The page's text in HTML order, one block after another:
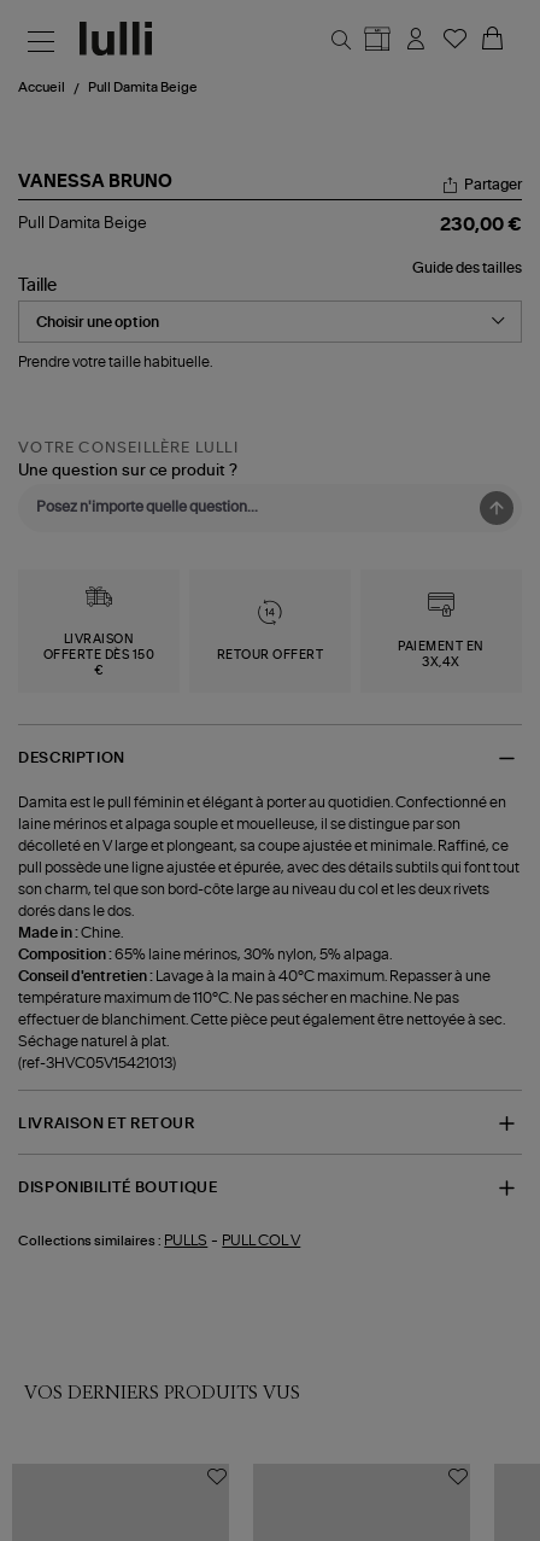
Accueil Pull Damita Beige
VANESSA BRUNO
Pull
Partager
Pull Damita Beige 230,00 €
Guide des tailles
Taille
Prendre votre taille habituelle.
VOTRE CONSEILLÈRE LULLI
Une question sur ce produit ?
LIVRAISON
OFFERTE DÈS 150
€
RETOUR OFFERT
PAIEMENT EN
3X,4X
DESCRIPTION
Damita est le pull féminin et élégant à porter au quotidien. Confectionné en
laine mérinos et alpaga souple et mouelleuse, il se distingue par son
décolleté en V large et plongeant, sa coupe ajustée et minimale. Raffiné, ce
pull possède une ligne ajustée et épurée, avec des détails subtils qui font tout
son charm, tel que son bord-côte large au niveau du col et les deux rivets
dorés dans le dos.
Made in :Chine.
Composition :65% laine mérinos, 30% nylon, 5% alpaga.
Conseil d'entretien :
Lavage à la main à 40°C maximum. Repasser à une
température maximum de 110°C. Ne pas sécher en machine. Ne pas
effectuer de blanchiment. Cette pièce peut également être nettoyée à sec.
Séchage naturel à plat.
(ref-3HVC05V15421013)
LIVRAISON ET RETOUR
DISPONIBILITÉ BOUTIQUE
Collections similaires : PULLS - PULL COL V
VOS DERNIERS PRODUITS VUS